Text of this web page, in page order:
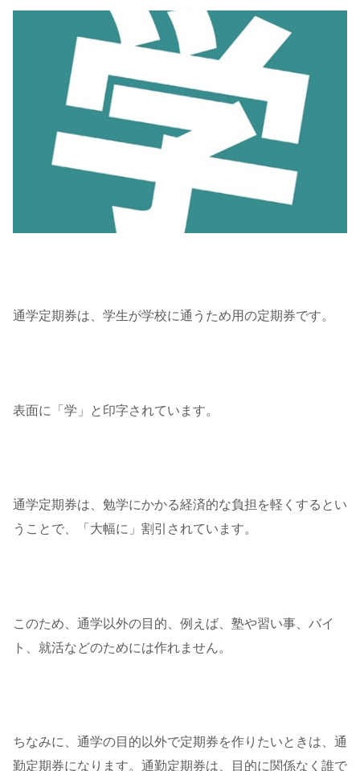
通学定期券は、学生が学校に通うため用の定期券です。
表面に「学」と印字されています。
通学定期券は、勉学にかかる経済的な負担を軽くするとい
うことで、「大幅に」割引されています。
このため、通学以外の目的、例えば、塾や習い事、バイ
ト、就活などのためには作れません。
ちなみに、通学の目的以外で定期券を作りたいときは、通
勤定期券になります。通勤定期券は、目的に関係なく誰で